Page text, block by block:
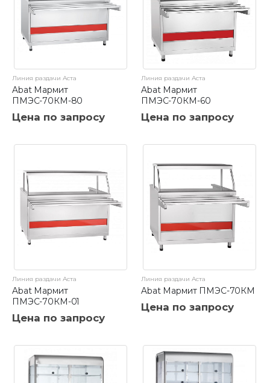
Линия раздачи Аста
Abat Мармит
ПМЭС-70КМ-80
Цена по запросу
Линия раздачи Аста
Abat Мармит
ПМЭС-70КМ-60
Цена по запросу
Линия раздачи Аста
Abat Мармит
ПМЭС-70КМ-01
Цена по запросу
Линия раздачи Аста
Abat Мармит ПМЭС-70КМ
Цена по запросу